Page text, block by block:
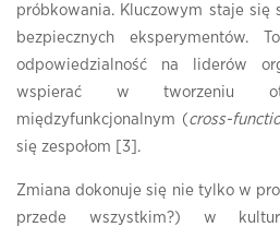
próbkowania. Kluczowym staje się
bezpiecznych eksperymentów.
odpowiedzialność na liderów
wspierać w tworzeniu
międzyfunkcjonalnym (cross-
się zespołom [3].
Zmiana dokonuje się nie tylko w
przede wszystkim?) w